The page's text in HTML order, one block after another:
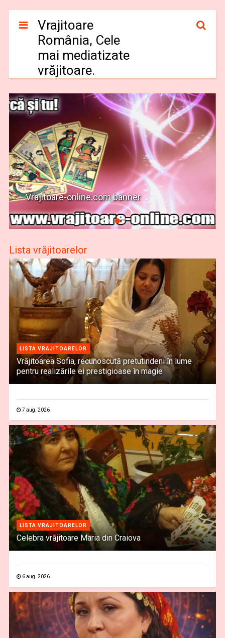
Vrajitoare
România, Cele
mai mediatizate
vrăjitoare.
Vrajitoare-online.com banner
Lista vrăjitoarelor
LISTA VRAJITOARELOR
Vrăjitoarea Sofia, recunoscută pretutindeni în lume
pentru realizările ei prestigioase în magie
7 aug. 2026
LISTA VRAJITOARELOR
Celebra vrăjitoare Maria din Craiova
6 aug. 2026